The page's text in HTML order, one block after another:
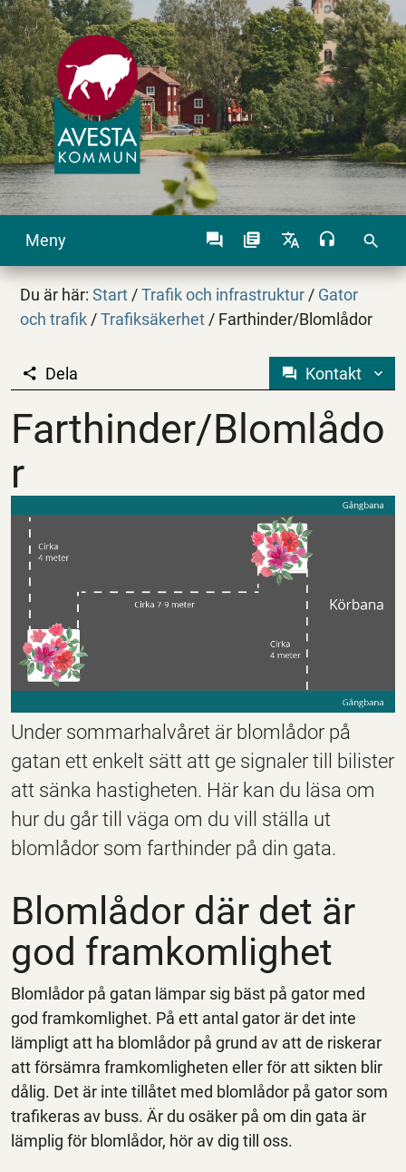
Meny search
Du är här:Start / Trafik och infrastruktur / Gator
och trafik / Trafiksäkerhet / Farthinder/Blomlådor
Farthinder/Blomlådor
Dela Kontakt
Farthinder/Blomlådo
r
Under sommarhalvåret är blomlådor på
gatan ett enkelt sätt att ge signaler till bilister
att sänka hastigheten. Här kan du läsa om
hur du går till väga om du vill ställa ut
blomlådor som farthinder på din gata.
Blomlådor där det är
god framkomlighet
Blomlådor på gatan lämpar sig bäst på gator med
god framkomlighet. På ett antal gator är det inte
lämpligt att ha blomlådor på grund av att de riskerar
att försämra framkomligheten eller för att sikten blir
dålig. Det är inte tillåtet med blomlådor på gator som
trafikeras av buss. Är du osäker på om din gata är
lämplig för blomlådor, hör av dig till oss.